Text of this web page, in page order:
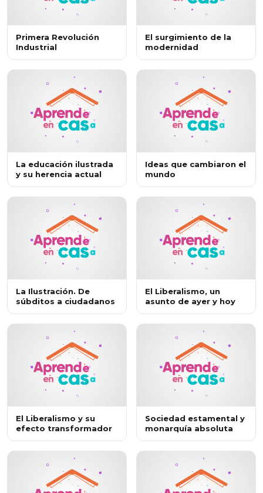
Primera Revolución
Industrial
El surgimiento de la
modernidad
La educación ilustrada
y su herencia actual
Ideas que cambiaron el
mundo
La Ilustración. De
súbditos a ciudadanos
El Liberalismo, un
asunto de ayer y hoy
El Liberalismo y su
efecto transformador
Sociedad estamental y
monarquía absoluta